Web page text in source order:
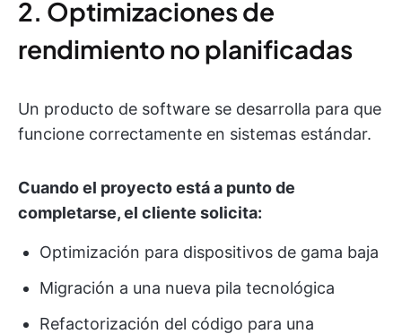
2. Optimizaciones de
rendimiento no planificadas
Un producto de software se desarrolla para que
funcione correctamente en sistemas estándar.
Cuando el proyecto está a punto de
completarse, el cliente solicita:
Optimización para dispositivos de gama baja
Migración a una nueva pila tecnológica
Refactorización del código para una